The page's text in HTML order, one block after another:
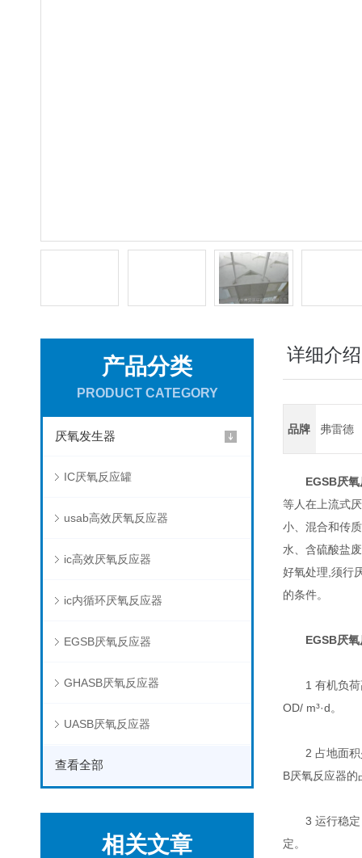
产品分类
PRODUCT CATEGORY
厌氧发生器
IC厌氧反应罐
usab高效厌氧反应器
ic高效厌氧反应器
ic内循环厌氧反应器
EGSB厌氧反应器
GHASB厌氧反应器
UASB厌氧反应器
查看全部
相关文章
详细介绍
品牌 弗雷德
EGSB厌
等人在上流式
小、混合和传
水、含硫酸盐
好氧处理,须行
的条件。
EGSB厌
1 有机负荷高
OD/ m³·d。
2 占地面积少
B厌氧反应器的
3 运行稳定
定。